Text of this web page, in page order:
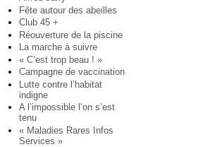
Fête autour des abeilles
Club 45 +
Réouverture de la piscine
La marche à suivre
« C’est trop beau ! »
Campagne de vaccination
Lutte contre l’habitat
indigne
A l’impossible l’on s’est
tenu
« Maladies Rares Infos
Services »